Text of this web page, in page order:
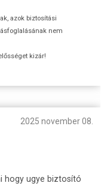
azok biztosítási
nem
kizár!
2025 november 08.
hogy ugye biztosító